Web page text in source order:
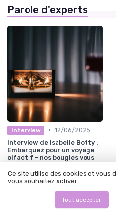
Parole d'experts
Interview • 12/06/2025
Interview de Isabelle Botty :
Embarquez pour un voyage
olfactif - nos bougies vous
monde.
Ce site utilise des cookies et vous
vous souhaitez activer
Tout accepter